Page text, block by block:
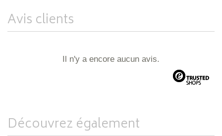
Avis clients
Il n'y a encore aucun avis.
Découvrez également